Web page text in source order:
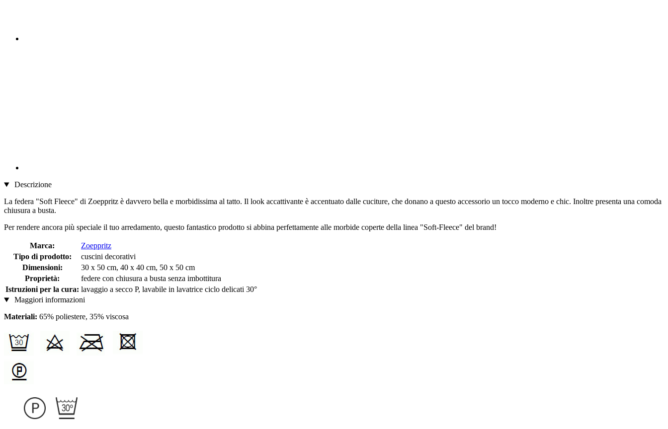
Descrizione
La federa "Soft Fleece" di Zoeppritz è davvero bella e morbidissima al tatto. Il look accattivante è accentuato dalle cuciture, che donano a questo accessorio un tocco moderno e chic. Inoltre presenta una comoda
chiusura a busta.
Per rendere ancora più speciale il tuo arredamento, questo fantastico prodotto si abbina perfettamente alle morbide coperte della linea "Soft-Fleece" del brand!
Marca:
Zoeppritz
Tipo di prodotto:
cuscini decorativi
Dimensioni:
30 x 50 cm, 40 x 40 cm, 50 x 50 cm
Proprietà:
federe con chiusura a busta senza imbottitura
Istruzioni per la cura: lavaggio a secco P, lavabile in lavatrice ciclo delicati 30°
Maggiori informazioni
Materiali: 65% poliestere, 35% viscosa